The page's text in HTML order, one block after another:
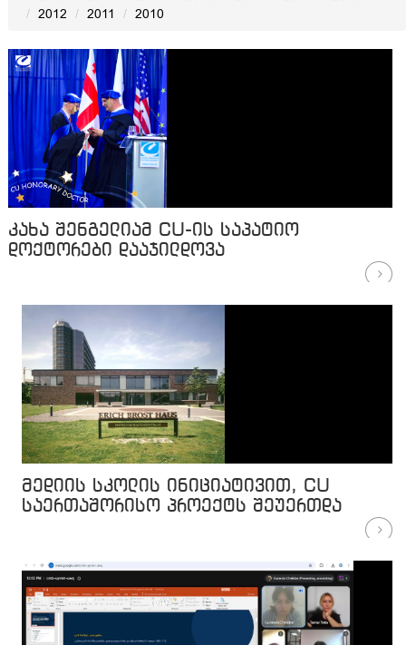
2012
2011 2010
კახა შენგელიამ CU-ის საპატიო
დოქტორები დააჯილდოვა
მედიის სკოლის ინიციატივით, CU
საერთაშორისო პროექტს შეუერთდა